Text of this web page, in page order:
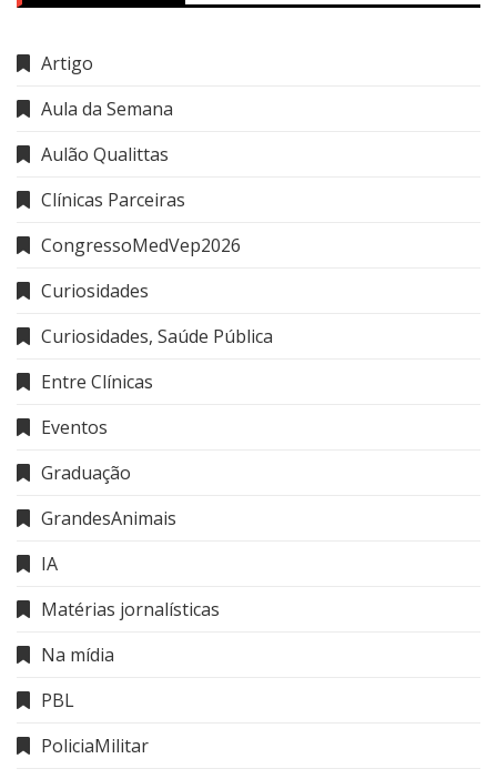
Artigo
Aula da Semana
Aulão Qualittas
Clínicas Parceiras
CongressoMedVep2026
Curiosidades
Curiosidades, Saúde Pública
Entre Clínicas
Eventos
Graduação
GrandesAnimais
IA
Matérias jornalísticas
Na mídia
PBL
PoliciaMilitar